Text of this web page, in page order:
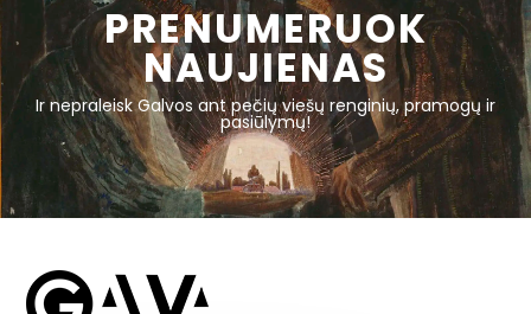
PRENUMERUOK
NAUJIENAS
Ir nepraleisk Galvos ant pečių viešų renginių, pramogų ir
pasiūlymų!